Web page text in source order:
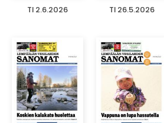
TI 2.6.2026 TI 26.5.2026